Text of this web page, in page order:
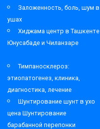
Заложенность, боль, шум в
ушах
Хиджама центр в Ташкенте
Юнусабаде и Чиланзаре
Тимпаносклероз:
этиопатогенез, клиника,
диагностика, лечение
Шунтирование шунт в ухо
цена Шунтирование
барабанной перепонки